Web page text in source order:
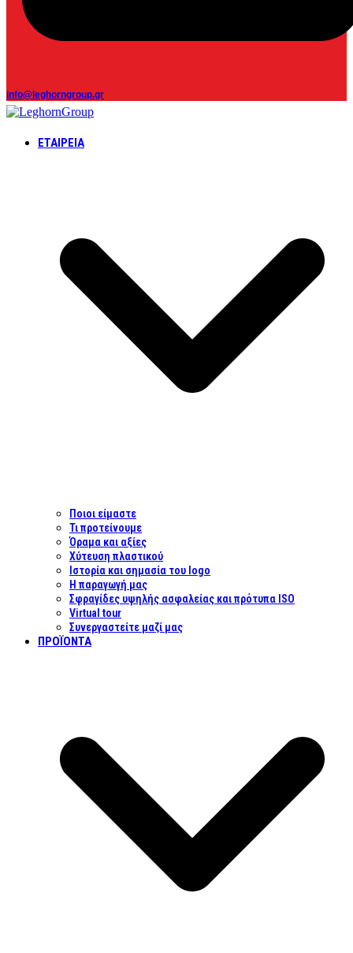
info@leghorngroup.gr
ΕΤΑΙΡΕΊΑ
Ποιοι είμαστε
Τι προτείνουμε
Όραμα και αξίες
Χύτευση πλαστικού
Ιστορία και σημασία του logo
Η παραγωγή μας
Σφραγίδες υψηλής ασφαλείας και πρότυπα ISO
Virtual tour
Συνεργαστείτε μαζί μας
ΠΡΟΪΌΝΤΑ